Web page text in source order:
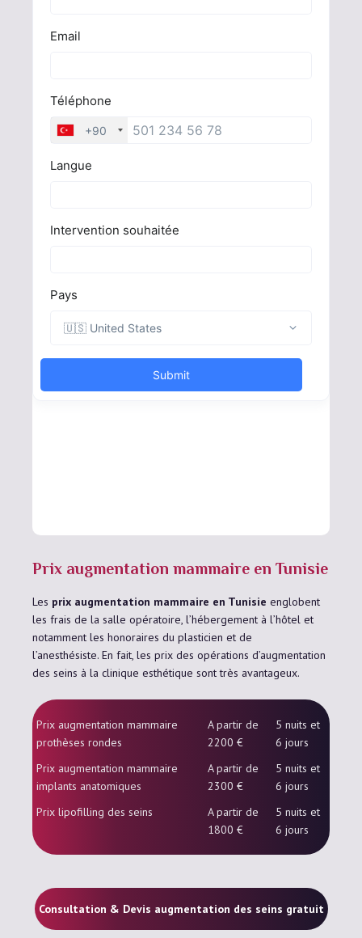
Devis gratuit en 30 secondes !
Prix augmentation mammaire en Tunisie
Les prix augmentation mammaire en Tunisie englobent
les frais de la salle opératoire, l’hébergement à l’hôtel et
notamment les honoraires du plasticien et de
l’anesthésiste. En fait, les prix des opérations d’augmentation
des seins à la clinique esthétique sont très avantageux.
Prix augmentation mammaire
prothèses rondes
A partir de
2200 €
5 nuits et
6 jours
Prix augmentation mammaire
implants anatomiques
A partir de
2300 €
5 nuits et
6 jours
Prix lipofilling des seins
A partir de
1800 €
5 nuits et
6 jours
Consultation & Devis augmentation des seins gratuit